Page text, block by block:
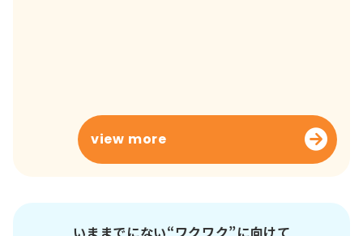
view more
いままでにない“ワクワク”に向けて